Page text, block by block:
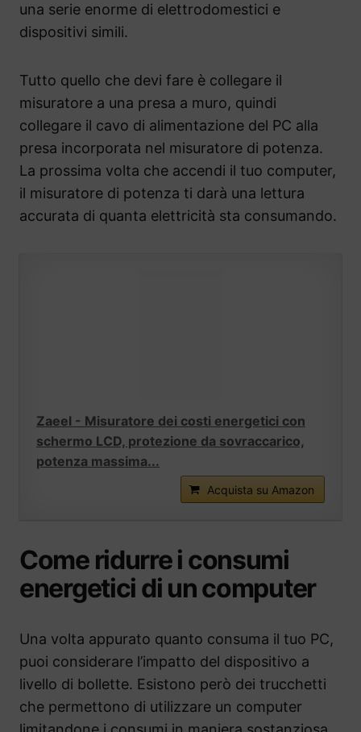
una serie enorme di elettrodomestici e
dispositivi simili.
Tutto quello che devi fare è collegare il
misuratore a una presa a muro, quindi
collegare il cavo di alimentazione del PC alla
presa incorporata nel misuratore di potenza.
La prossima volta che accendi il tuo computer,
il misuratore di potenza ti darà una lettura
accurata di quanta elettricità sta consumando.
Zaeel - Misuratore dei costi energetici con
schermo LCD, protezione da sovraccarico,
potenza massima...
Acquista su Amazon
Come ridurre i consumi
energetici di un computer
Una volta appurato quanto consuma il tuo PC,
puoi considerare l’impatto del dispositivo a
livello di bollette. Esistono però dei trucchetti
che permettono di utilizzare un computer